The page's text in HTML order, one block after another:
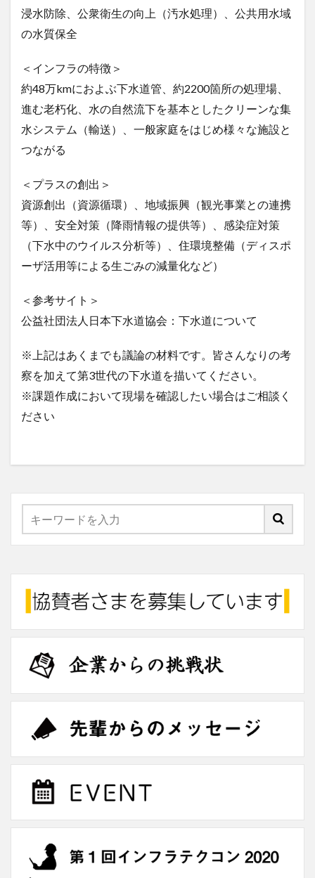
浸水防除、公衆衛生の向上（汚水処理）、公共用水域
の水質保全
＜インフラの特徴＞
約48万kmにおよぶ下水道管、約2200箇所の処理場、
進む老朽化、水の自然流下を基本としたクリーンな集
水システム（輸送）、一般家庭をはじめ様々な施設と
つながる
＜プラスの創出＞
資源創出（資源循環）、地域振興（観光事業との連携
等）、安全対策（降雨情報の提供等）、感染症対策
（下水中のウイルス分析等）、住環境整備（ディスポ
ーザ活用等による生ごみの減量化など）
​＜参考サイト＞
公益社団法人日本下水道協会：下水道について
※上記はあくまでも議論の材料です。皆さんなりの考
察を加えて第3世代の下水道を描いてください。
※課題作成において現場を確認したい場合はご相談く
ださい